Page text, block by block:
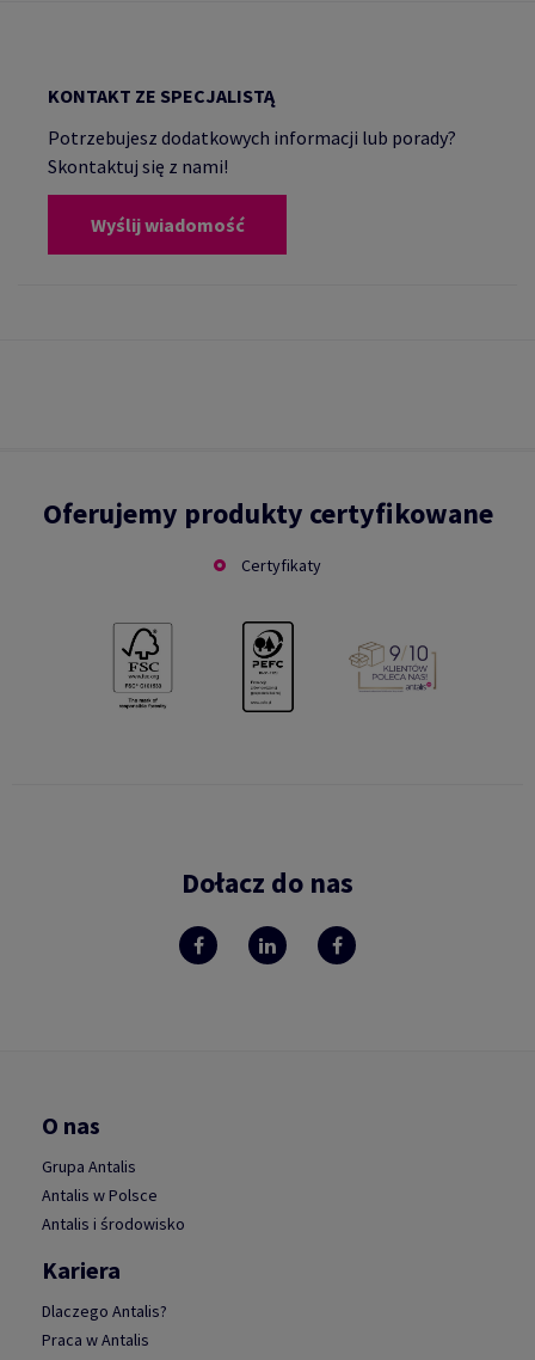
KONTAKT ZE SPECJALISTĄ
Potrzebujesz dodatkowych informacji lub porady?
Skontaktuj się z nami!
Wyślij wiadomość
Oferujemy produkty certyfikowane
Certyfikaty
Dołacz do nas
O nas
Grupa Antalis
Antalis w Polsce
Antalis i środowisko
Kariera
Dlaczego Antalis?
Praca w Antalis